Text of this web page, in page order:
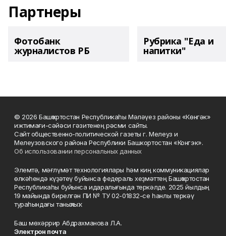
Партнеры
Фотобанк
журналистов РБ
Рубрика "Еда и
напитки"
© 2026 Башҡортостан Республикаһы Мәләүез районы «Көнгәк»
ижтимағи-сәйәси гәзитенең рәсми сайты.
Сайт общественно-политической газеты г. Мелеуз и
Мелеузовского района Республики Башкортостан «Конгэк».
Об использовании персональных данных
Элемтә, мәғлүмәт технологиялары һәм киң коммуникациялар
өлкәһендә күҙәтеү буйынса федераль хеҙмәттең Башҡортостан
Республикаһы буйынса идаралығында теркәлде. 2025 йылдың
19 майында бирелгән ПИ № ТУ 02-01832-се һанлы теркәү
тураһындағы таныҡлыҡ.
Баш мөхәррир Абдрахманова Л.А.
Электрон почта